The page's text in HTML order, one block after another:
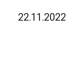
22.11.2022